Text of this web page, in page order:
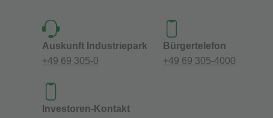
Auskunft Industriepark
+49 69 305-0
Bürgertelefon
+49 69 305-4000
Investoren-Kontakt